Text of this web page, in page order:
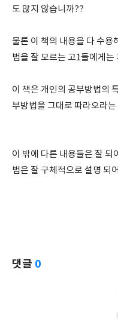
도 많지 않습니까??
물론 이 책의 내용을 다 수용
법을 잘 모르는 고1들에게는
이 책은 개인의 공부방법의
부방법을 그대로 따라오라
이 밖에 다른 내용들은 잘 되
법은 잘 구체적으로 설명 되
댓글 0